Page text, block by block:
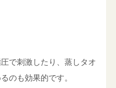
で刺激したり、蒸しタオ
のも効果的です。